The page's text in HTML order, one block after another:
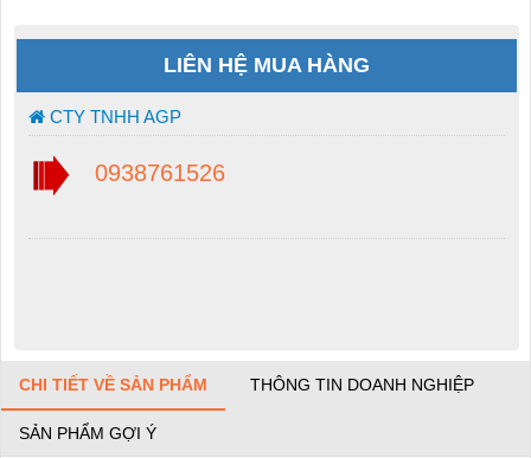
LIÊN HỆ MUA HÀNG
CTY TNHH AGP
0938761526
CHI TIẾT VỀ SẢN PHẨM THÔNG TIN DOANH NGHIỆP
SẢN PHẨM GỢI Ý